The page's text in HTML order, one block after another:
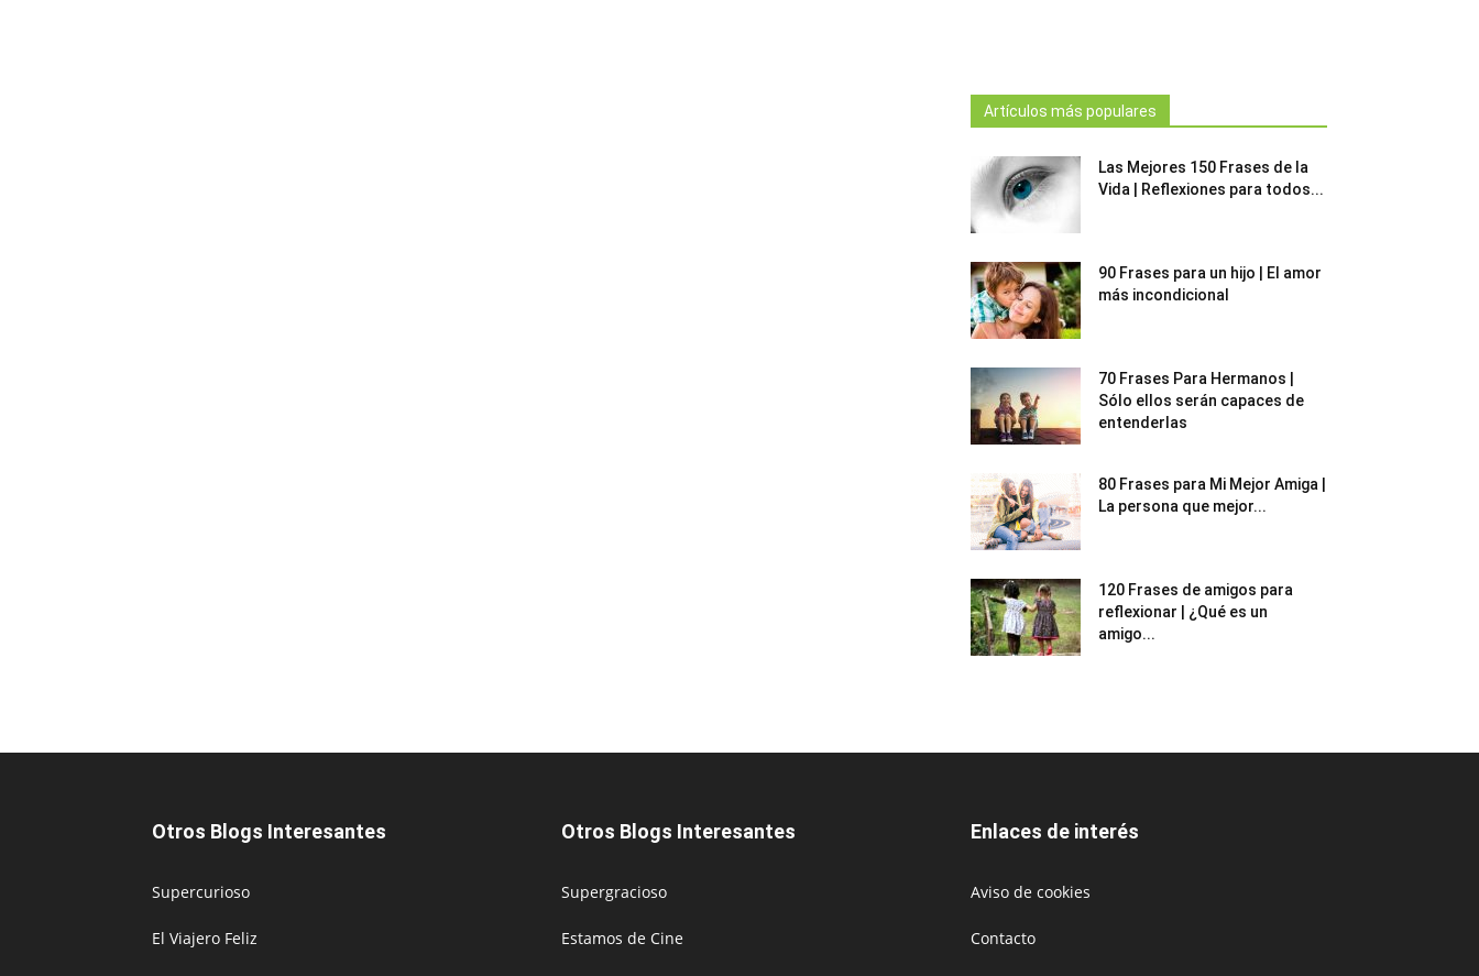
Artículos más populares
Las Mejores 150 Frases de la
Vida | Reflexiones para todos...
90 Frases para un hijo | El amor
más incondicional
70 Frases Para Hermanos |
Sólo ellos serán capaces de
entenderlas
80 Frases para Mi Mejor Amiga |
La persona que mejor...
120 Frases de amigos para
reflexionar | ¿Qué es un
amigo...
Otros Blogs Interesantes
Supercurioso
El Viajero Feliz
Otros Blogs Interesantes
Supergracioso
Estamos de Cine
Enlaces de interés
Aviso de cookies
Contacto